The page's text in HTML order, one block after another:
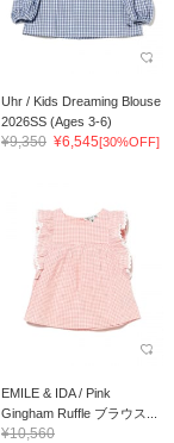
Uhr / Kids Dreaming Blouse
2026SS (Ages 3-6)
¥9,350 ¥6,545[30%OFF]
EMILE & IDA / Pink
Gingham Ruffle ブラウス...
¥10,560